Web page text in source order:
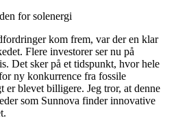
for solenergi
kom frem, var der en klar
Flere investorer ser nu på
Det sker på et tidspunkt, hvor hele
ny konkurrence fra fossile
blevet billigere. Jeg tror, at denne
som Sunnova finder innovative